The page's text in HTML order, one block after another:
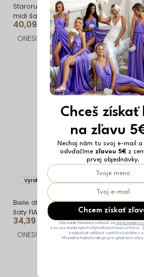
Staroružové saténové
midi šaty SIMUEL so
šnurovaním
40,09 €
ONESIZE
na
47,79
Vyrobené v EÚ
Biele dlhé elegantné
šaty FIAMMAR na jedno
rameno
34,39 €
ONESIZE
Biele
šaty
36,49
Chceš získať
na zľavu
Nechaj nám tu svoj e-mail
odvďačíme zľavou 5€ z
prvej objednávky.
Chcem získať
Odoslaním formulára súhlasíš sa spracovaním
a so zasielaním našich inšpiratívnych newsletterov.
kedykoľvek odhlásiť v pätičke každého z e-
Minimálna hodnota nákupu pre uplatnenie zľavy